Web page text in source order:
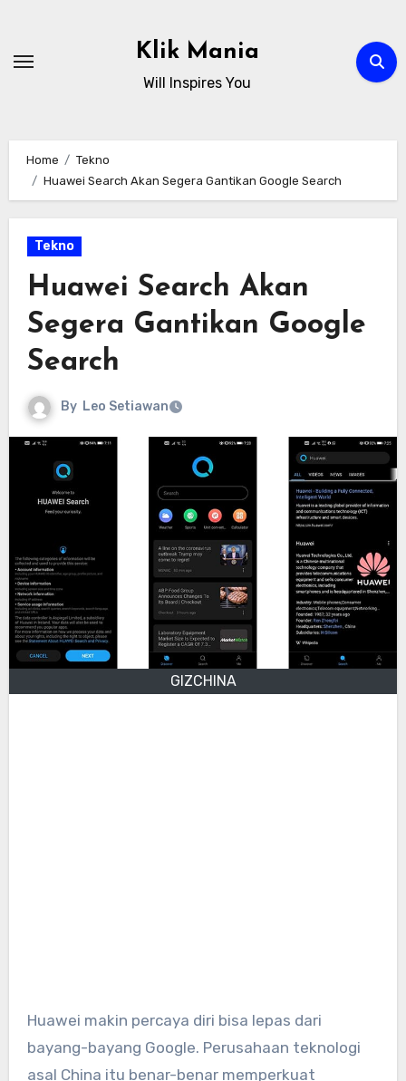
content
Klik Mania
Will Inspires You
Home
Tekno
Huawei Search Akan Segera Gantikan Google Search
Tekno
Huawei Search Akan
Segera Gantikan Google
Search
By Leo Setiawan
GIZCHINA
Huawei makin percaya diri bisa lepas dari
bayang-bayang Google. Perusahaan teknologi
asal China itu benar-benar memperkuat